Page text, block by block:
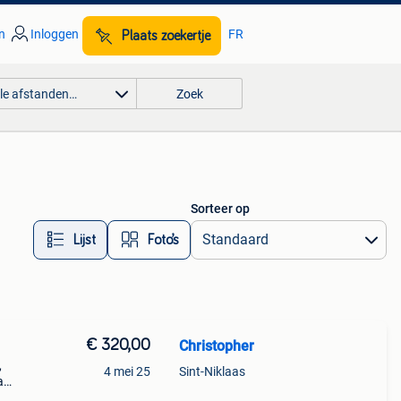
Inloggen Plaats zoekertje FR
afstanden… Zoek
Lijst Foto’s
Sorteer op
€ 320,00
4 mei 25
Christopher
Sint-Niklaas